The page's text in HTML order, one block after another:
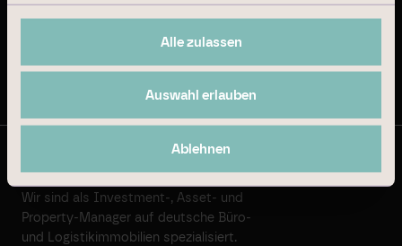
Alle zulassen
Auswahl erlauben
Ablehnen
Nachhaltigkeitsbericht 2024
Auf dem Laufenden bleiben
Wir sind als ­Investment-, ­Asset- und
­Property-Manager auf deutsche ­Büro-
und Logistikimmobilien spezialisiert.